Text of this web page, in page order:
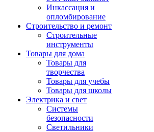
Инкассация и
опломбирование
Строительство и ремонт
Строительные
инструменты
Товары для дома
Товары для
творчества
Товары для учебы
Товары для школы
Электрика и свет
Системы
безопасности
Светильники